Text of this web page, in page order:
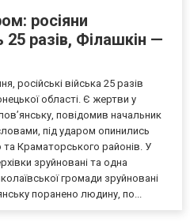
росіяни
25 разів, Філашкін —
російські війська 25 разів
області. Є жертви у
повідомив начальник
під ударом опинились
та Краматорського районів. У
зруйновані та одна
громади зруйновані
поранено людину, по...